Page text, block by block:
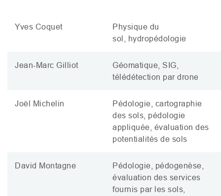
Yves Coquet
Physique du
sol, hydropédologie
Jean-Marc Gilliot Géomatique, SIG
télédétection par drone
Joël Michelin
Pédologie, cartographie
des sols, pédologie
appliquée, évaluation des
potentialités de sols
David Montagne
Pédologie, pédogenèse,
évaluation des services
fournis par les sols,